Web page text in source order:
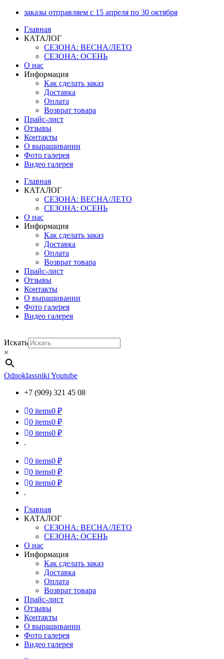
Перейти
содержимому
заказы отправляем с 15 апреля по 30 октября
Главная
КАТАЛОГ
СЕЗОНА: ВЕСНА/ЛЕТО
СЕЗОНА: ОСЕНЬ
О нас
Информация
Как сделать заказ
Доставка
Оплата
Возврат товара
Прайс-лист
Отзывы
Контакты
О выращивании
Фото галерея
Видео галерея
Главная
КАТАЛОГ
СЕЗОНА: ВЕСНА/ЛЕТО
СЕЗОНА: ОСЕНЬ
О нас
Информация
Как сделать заказ
Доставка
Оплата
Возврат товара
Прайс-лист
Отзывы
Контакты
О выращивании
Фото галерея
Видео галерея
Искать
×
Odnoklassniki Youtube
+7 (909) 321 45 08
0 items0 ₽
0 items0 ₽
0 items0 ₽
.
0 items0 ₽
0 items0 ₽
0 items0 ₽
.
Главная
КАТАЛОГ
СЕЗОНА: ВЕСНА/ЛЕТО
СЕЗОНА: ОСЕНЬ
О нас
Информация
Как сделать заказ
Доставка
Оплата
Возврат товара
Прайс-лист
Отзывы
Контакты
О выращивании
Фото галерея
Видео галерея